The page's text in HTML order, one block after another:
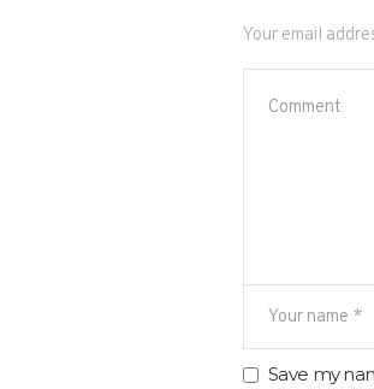
Your email
Save my